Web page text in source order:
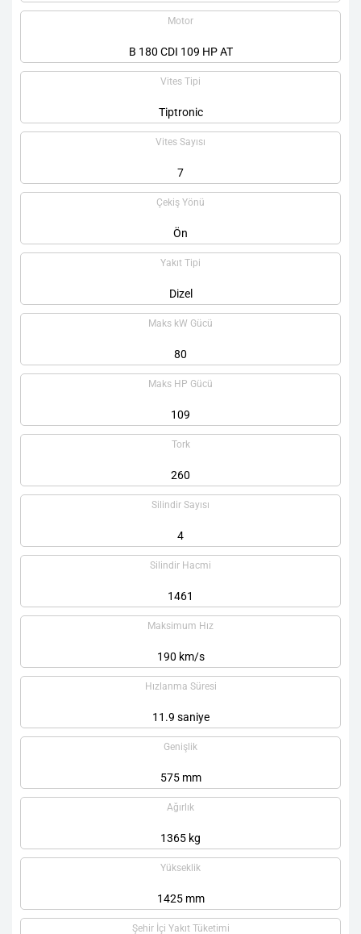
Motor
B 180 CDI 109 HP AT
Vites Tipi
Tiptronic
Vites Sayısı
7
Çekiş Yönü
Ön
Yakıt Tipi
Dizel
Maks kW Gücü
80
Maks HP Gücü
109
Tork
260
Silindir Sayısı
4
Silindir Hacmi
1461
Maksimum Hız
190 km/s
Hızlanma Süresi
11.9 saniye
Genişlik
575 mm
Ağırlık
1365 kg
Yükseklik
1425 mm
Şehir İçi Yakıt Tüketimi